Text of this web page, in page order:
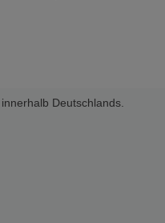
Deutschlands.